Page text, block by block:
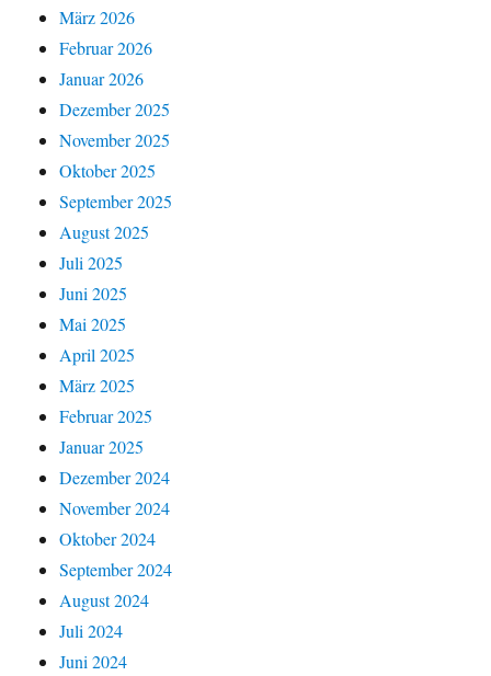
März 2026
Februar 2026
Januar 2026
Dezember 2025
November 2025
Oktober 2025
September 2025
August 2025
Juli 2025
Juni 2025
Mai 2025
April 2025
März 2025
Februar 2025
Januar 2025
Dezember 2024
November 2024
Oktober 2024
September 2024
August 2024
Juli 2024
Juni 2024